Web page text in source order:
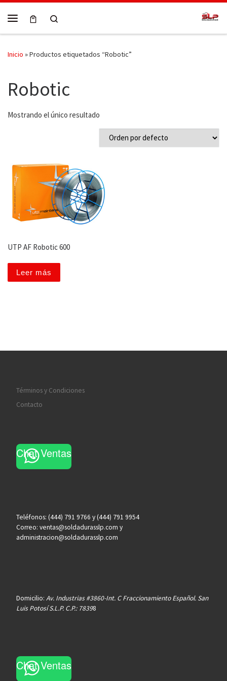
Skip to content
Inicio »Productos etiquetados “Robotic”
Robotic
Mostrando el único resultado
UTP AF Robotic 600
Leer más
Términos y Condiciones
Contacto
Chat Ventas
Teléfonos: (444) 791 9766 y (444) 791 9954
Correo: ventas@soldadurasslp.com y
administracion@soldadurasslp.com
Domicilio: Av. Industrias #3860-Int. C Fraccionamiento Español. San
Luis Potosí S.L.P. C.P.: 78398
Chat Ventas